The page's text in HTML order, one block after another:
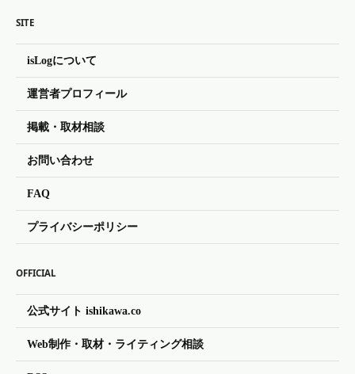
SITE
isLogについて
運営者プロフィール
掲載・取材相談
お問い合わせ
FAQ
プライバシーポリシー
OFFICIAL
公式サイト ishikawa.co
Web制作・取材・ライティング相談